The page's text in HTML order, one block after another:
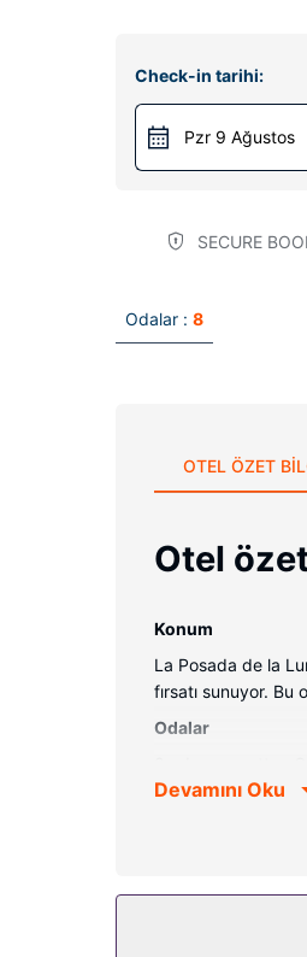
Check-in tarihi:
Pzr 9 Ağustos
SECURE
Odalar : 8
OTEL ÖZET
Otel
Konum
La Posada de la
fırsatı sunuyor.
Odalar
kurutma makinesi
Restoran
Misafirlere her
Devamını Oku